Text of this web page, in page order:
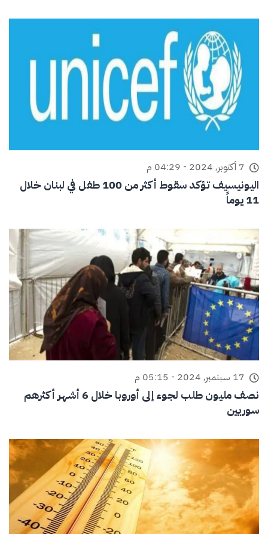
7 أكتوبر, 2024 - 04:29 م
اليونيسيف تؤكد سقوط أكثر من 100 طفل في لبنان خلال
11 يوماً
17 سبتمبر, 2024 - 05:15 م
نصف مليون طلب لجوء إلى أوروبا خلال 6 أشهر أكثرهم
سوريين